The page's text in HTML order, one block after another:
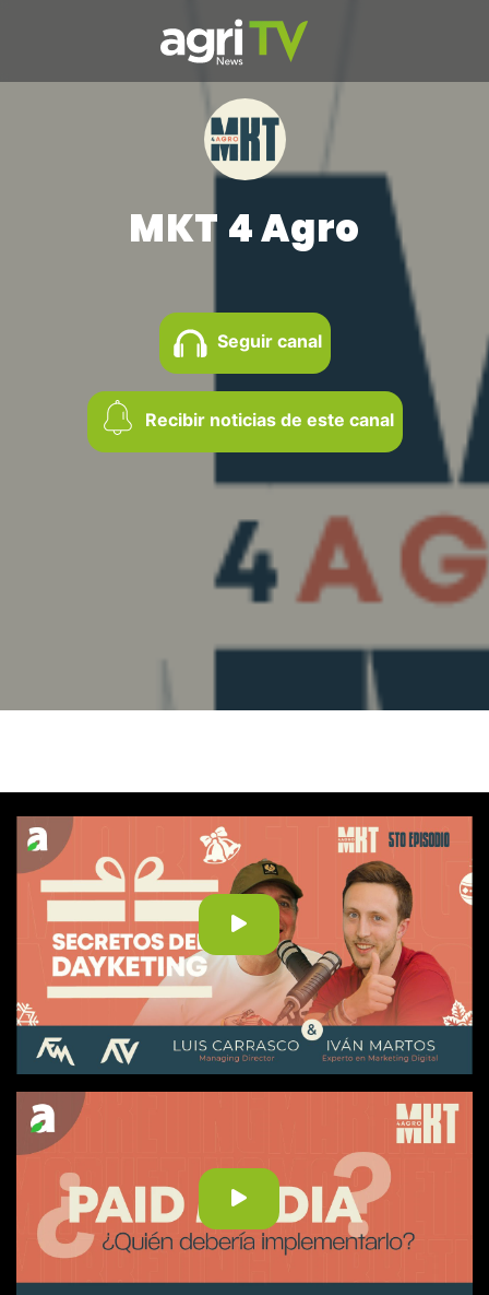
MKT 4 Agro
Seguir canal
Recibir noticias de este canal